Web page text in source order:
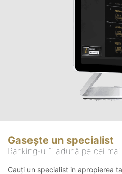
Gasește un specialist
Ranking-ul îi adună pe cei
Cauți un specialist in apropierea